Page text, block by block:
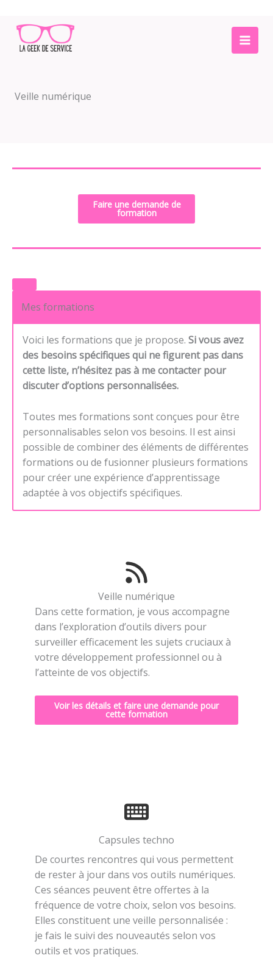
contenu
Veille numérique
Faire une demande de
formation
Mes formations
Voici les formations que je propose. Si vous avez
des besoins spécifiques qui ne figurent pas dans
cette liste, n’hésitez pas à me contacter pour
discuter d’options personnalisées.
Toutes mes formations sont conçues pour être
personnalisables selon vos besoins. Il est ainsi
possible de combiner des éléments de différentes
formations ou de fusionner plusieurs formations
pour créer une expérience d’apprentissage
adaptée à vos objectifs spécifiques.
Veille numérique
Dans cette formation, je vous accompagne
dans l’exploration d’outils divers pour
surveiller efficacement les sujets cruciaux à
votre développement professionnel ou à
l’atteinte de vos objectifs.
Voir les détails et faire une demande pour
cette formation
Capsules techno
De courtes rencontres qui vous permettent
de rester à jour dans vos outils numériques.
Ces séances peuvent être offertes à la
fréquence de votre choix, selon vos besoins.
Elles constituent une veille personnalisée :
je fais le suivi des nouveautés selon vos
outils et vos pratiques.